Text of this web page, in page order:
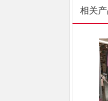
相关